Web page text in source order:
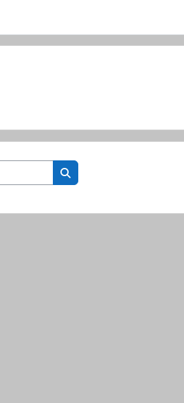
Rechercher des cours
Rechercher des cours